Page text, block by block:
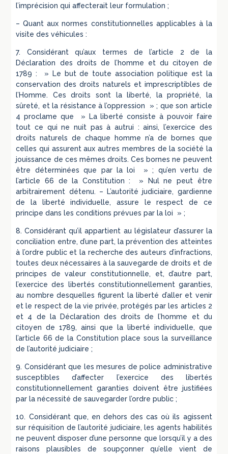
l’imprécision qui affecterait leur formulation ;
– Quant aux normes constitutionnelles applicables à la
visite des véhicules :
7. Considérant qu’aux termes de l’article 2 de la
Déclaration des droits de l’homme et du citoyen de
1789 : » Le but de toute association politique est la
conservation des droits naturels et imprescriptibles de
l’Homme. Ces droits sont la liberté, la propriété, la
sûreté, et la résistance à l’oppression » ; que son article
4 proclame que » La liberté consiste à pouvoir faire
tout ce qui ne nuit pas à autrui : ainsi, l’exercice des
droits naturels de chaque homme n’a de bornes que
celles qui assurent aux autres membres de la société la
jouissance de ces mêmes droits. Ces bornes ne peuvent
être déterminées que par la loi » ; qu’en vertu de
l’article 66 de la Constitution : » Nul ne peut être
arbitrairement détenu. – L’autorité judiciaire, gardienne
de la liberté individuelle, assure le respect de ce
principe dans les conditions prévues par la loi » ;
8. Considérant qu’il appartient au législateur d’assurer la
conciliation entre, d’une part, la prévention des atteintes
à l’ordre public et la recherche des auteurs d’infractions,
toutes deux nécessaires à la sauvegarde de droits et de
principes de valeur constitutionnelle, et, d’autre part,
l’exercice des libertés constitutionnellement garanties,
au nombre desquelles figurent la liberté d’aller et venir
et le respect de la vie privée, protégés par les articles 2
et 4 de la Déclaration des droits de l’homme et du
citoyen de 1789, ainsi que la liberté individuelle, que
l’article 66 de la Constitution place sous la surveillance
de l’autorité judiciaire ;
9. Considérant que les mesures de police administrative
susceptibles d’affecter l’exercice des libertés
constitutionnellement garanties doivent être justifiées
par la nécessité de sauvegarder l’ordre public ;
10. Considérant que, en dehors des cas où ils agissent
sur réquisition de l’autorité judiciaire, les agents habilités
ne peuvent disposer d’une personne que lorsqu’il y a des
raisons plausibles de soupçonner qu’elle vient de